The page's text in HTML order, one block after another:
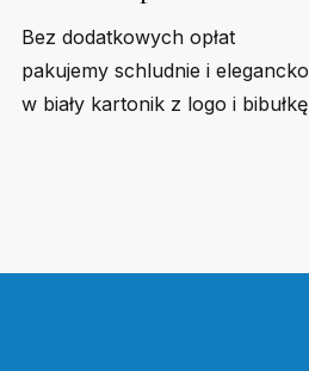
Bez dodatkowych opłat
pakujemy schludnie i elegancko
w biały kartonik z logo i bibułkę